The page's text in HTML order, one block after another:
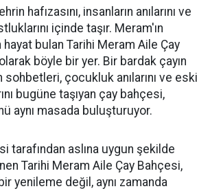
hafızasını, insanların anılarını ve
içinde taşır. Meram'ın
bulan Tarihi Meram Aile Çay
böyle bir yer. Bir bardak çayın
sohbetleri, çocukluk anılarını ve eski
bugüne taşıyan çay bahçesi,
aynı masada buluşturuyor.
tarafından aslına uygun şekilde
Tarihi Meram Aile Çay Bahçesi,
yenileme değil, aynı zamanda